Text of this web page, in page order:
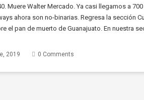
Muere Walter Mercado. Ya casi llegamos a
ahora son no-binarias. Regresa la sección
el pan de muerto de Guanajuato. En nuestra
2019 0 Comments